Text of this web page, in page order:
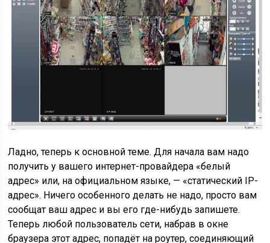
Ладно, теперь к основной теме. Для начала вам надо
получить у вашего интернет-провайдера «белый
адрес» или, на официальном языке, — «статический IP-
адрес». Ничего особенного делать не надо, просто вам
сообщат ваш адрес и вы его где-нибудь запишете.
Теперь любой пользователь сети, набрав в окне
браузера этот адрес, попадёт на роутер, соединяющий